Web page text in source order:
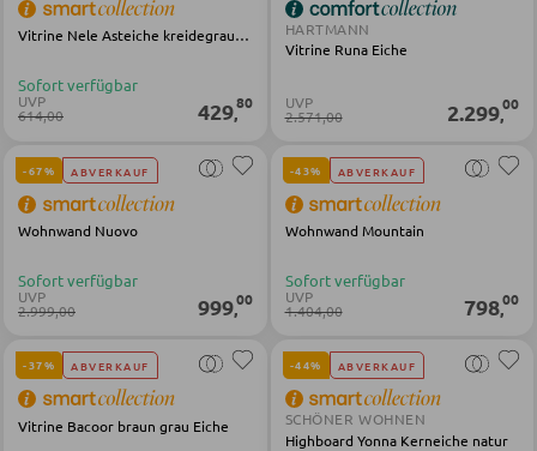
Schwebetürenschränke
Drehtürenschränke
Wandspiegel
Schmink- und Kosmetikspiegel
Badspiegel
Vitrine Nele Asteiche kreidegrau matt lackiert
Sofort verfügbar
UVP
614,00 429,80
HARTMANN
Vitrine Runa Eiche
UVP
2.571,00 2.299,00
-67% ABVERKAUF
Wohnwand Nuovo
Sofort verfügbar
UVP
2.999,00 999,00
-43% ABVERKAUF
Wohnwand Mountain
Sofort verfügbar
UVP
1.404,00 798,00
-37% ABVERKAUF
Vitrine Bacoor braun grau Eiche
-44% ABVERKAUF
SCHÖNER WOHNEN
Highboard Yonna Kerneiche natur